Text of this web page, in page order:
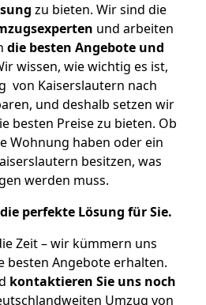
zu bieten. Wir sind die
und arbeiten
die besten Angebote und
wissen, wie wichtig es ist,
von Kaiserslautern nach
und deshalb setzen wir
besten Preise zu bieten. Ob
Wohnung haben oder ein
besitzen, was
werden muss.
perfekte Lösung für Sie.
Zeit – wir kümmern uns
besten Angebote erhalten.
kontaktieren Sie uns noch
Umzug von